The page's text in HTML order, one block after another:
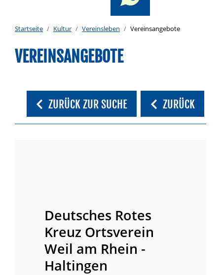
Startseite Kultur Vereinsleben Vereinsangebote
VEREINSANGEBOTE
ZURÜCK ZUR SUCHE ZURÜCK
Deutsches Rotes
Kreuz Ortsverein
Weil am Rhein -
Haltingen